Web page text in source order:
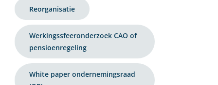
Reorganisatie
Werkingssfeeronderzoek CAO of
pensioenregeling
White paper ondernemingsraad